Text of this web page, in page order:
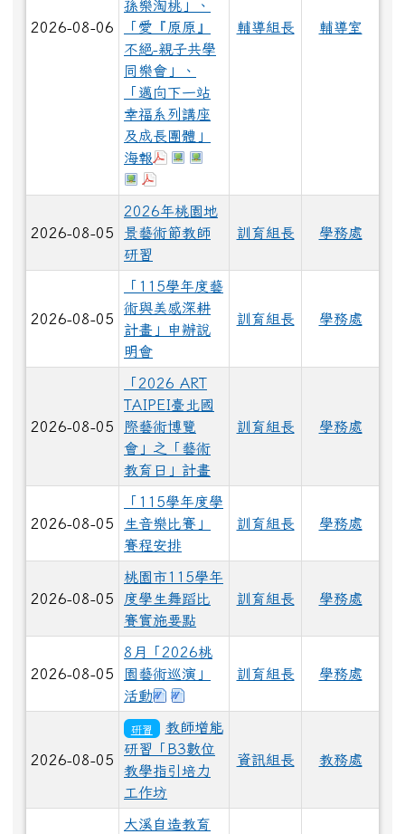
2026-08-06
孫樂淘桃」、
「愛『原原』
不絕-親子共學
同樂會」、
「邁向下一站
幸福系列講座
及成長團體」
海報
下載：邁向下一站幸福系列講座及
於彈跳視窗觀看：愛『原原』不
於彈跳視窗觀看：暑期親子電影營.jpg
輔導組長 輔導室
2026-08-05
2026年桃園地
景藝術節教師
研習
訓育組長 學務處
2026-08-05
「115學年度藝
術與美感深耕
計畫」申辦說
明會
訓育組長 學務處
2026-08-05
「2026 ART
TAIPEI臺北國
際藝術博覽
會」之「藝術
教育日」計畫
訓育組長 學務處
2026-08-05
「115學年度學
生音樂比賽」
賽程安排
訓育組長 學務處
2026-08-05
桃園市115學年
度學生舞蹈比
賽實施要點
訓育組長 學務處
2026-08-05
8月「2026桃
園藝術巡演」
活動
下載：2026桃園藝術巡演新屋場-
訓育組長 學務處
2026-08-05
研習
教師增能
研習「B3數位
教學指引培力
工作坊
資訊組長 教務處
大溪自造教育